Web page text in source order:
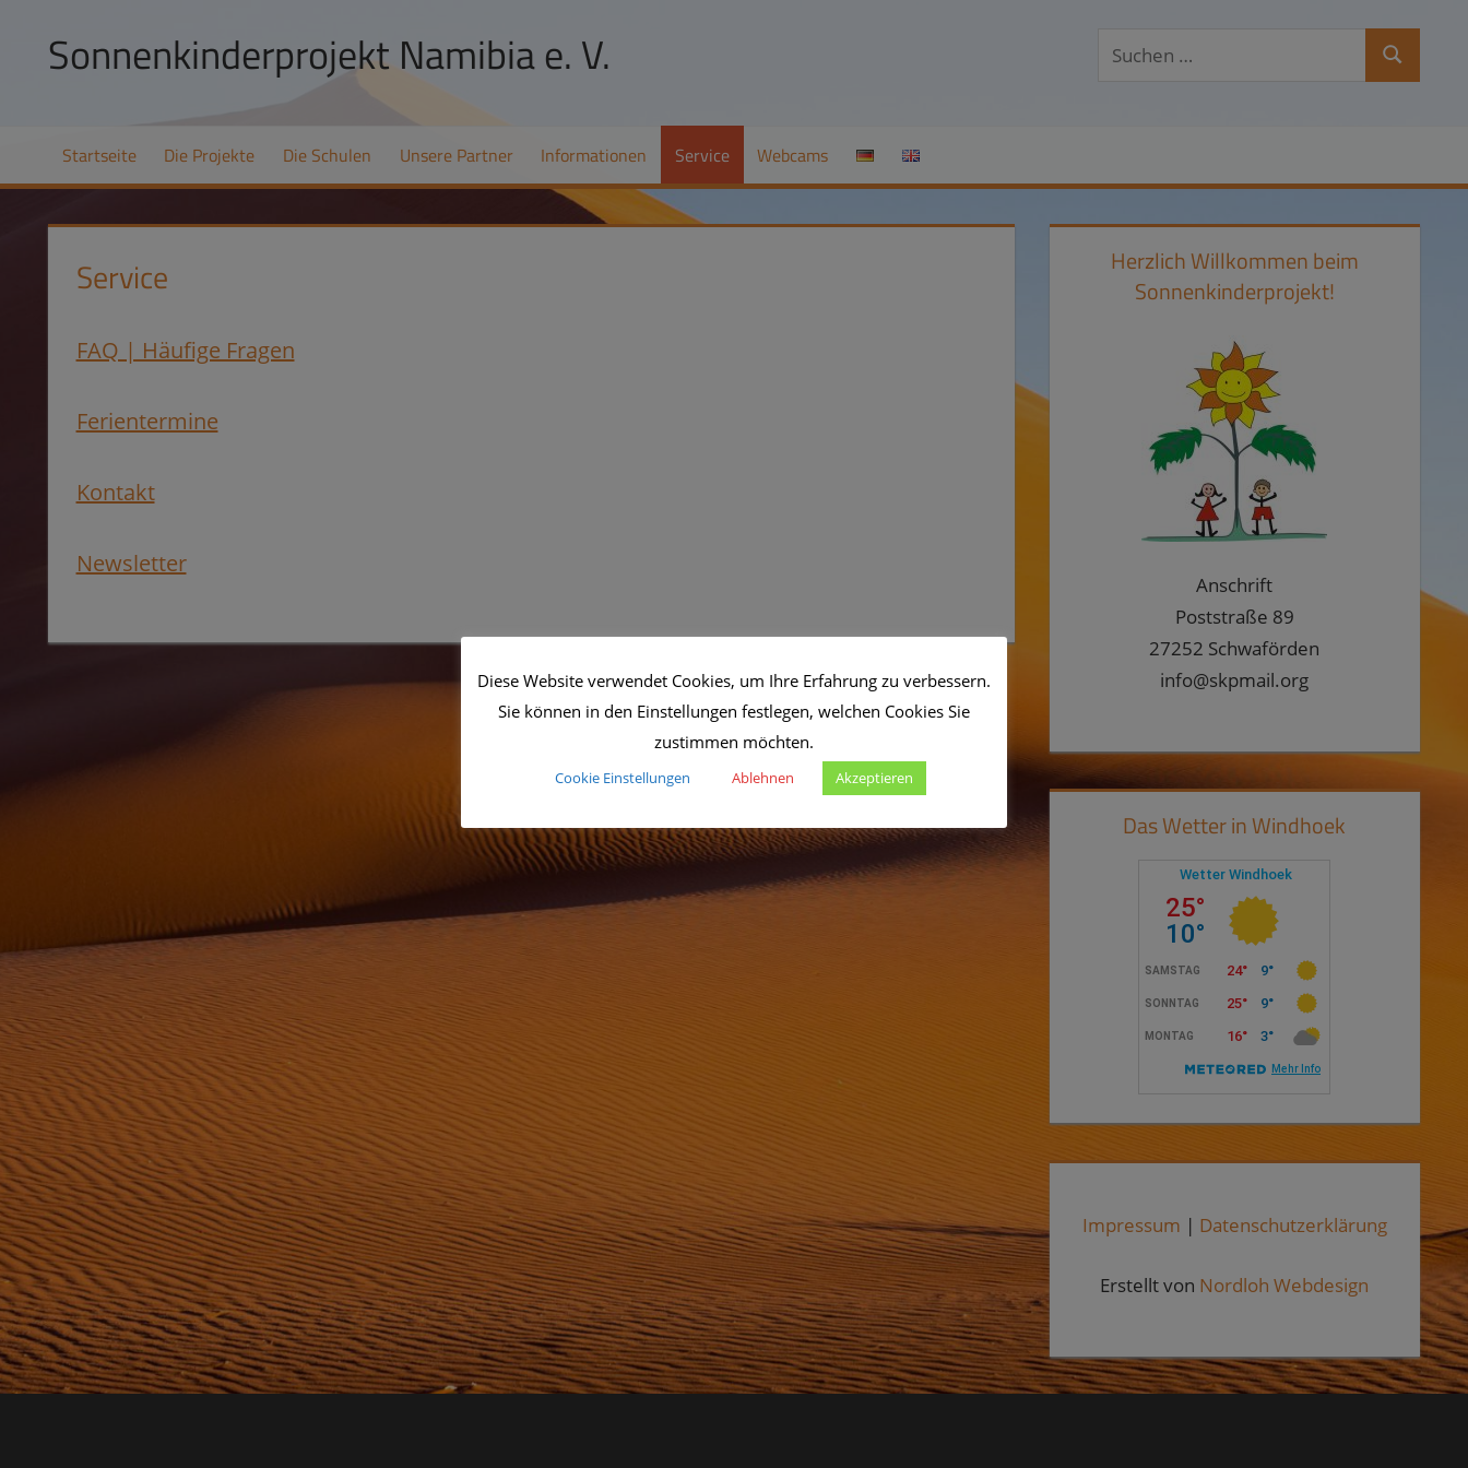
springenSonnenkinderprojekt Namibia e. V.
Selbsthilfe
und
Namibia
Suchen
Suchen
Startseite Die Projekte Die Schulen Unsere Partner Informationen Service Webcams
Service
FAQ | Häufige Fragen
Ferientermine
Kontakt
Newsletter
Herzlich Willkommen beim
Sonnenkinderprojekt!
Anschrift
Poststraße 89
27252 Schwaförden
info@skpmail.org
Das Wetter in Windhoek
Impressum | Datenschutzerklärung
Erstellt von Nordloh Webdesign
Diese Website verwendet Cookies, um Ihre Erfahrung zu verbessern.
Sie können in den Einstellungen festlegen, welchen Cookies Sie
zustimmen möchten.
Cookie Einstellungen Ablehnen Akzeptieren